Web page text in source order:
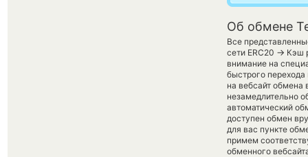
Об обмене
Все
сети ERC20 → Кэш
внимание на
быстрого
на вебсайт
незамедлительно
автоматический
доступен обмен
для вас пункте
примем
обменного